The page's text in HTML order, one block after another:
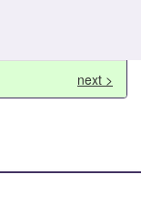
next >